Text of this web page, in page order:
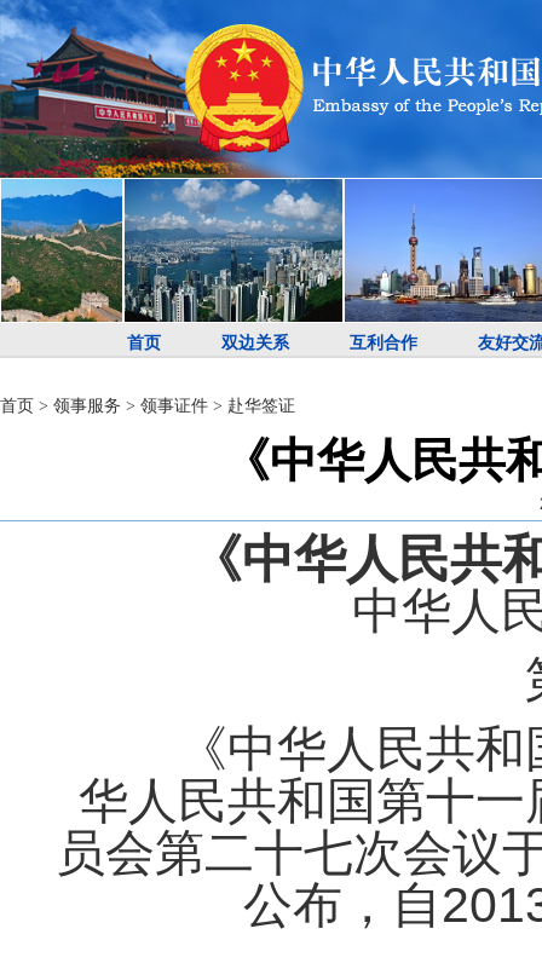
首页 双边关系 互利合作 友好交
首页 > 领事服务 > 领事证件 > 赴华签证
《中华人民共
《中华人民共
中华人
第
《中华人民共和
华人民共和国第十
员会第二十七次会议
公布，自